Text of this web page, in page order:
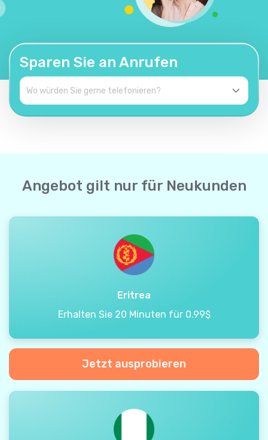
Sparen Sie an Anrufen
Angebot gilt nur für Neukunden
Eritrea
Erhalten Sie 20 Minuten für 0.99$
Jetzt ausprobieren